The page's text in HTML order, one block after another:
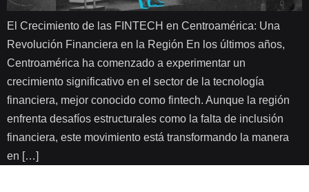
El Crecimiento de las FINTECH en Centroamérica: Una
Revolución Financiera en la Región En los últimos años,
Centroamérica ha comenzado a experimentar un
crecimiento significativo en el sector de la tecnología
financiera, mejor conocido como fintech. Aunque la región
enfrenta desafíos estructurales como la falta de inclusión
financiera, este movimiento está transformando la manera
en […]